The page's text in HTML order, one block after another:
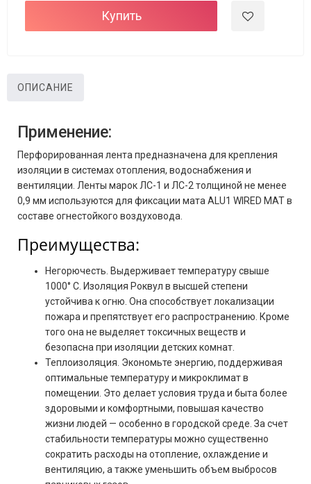
Купить
ОПИСАНИЕ
Применение:
Перфорированная лента предназначена для крепления
изоляции в системах отопления, водоснабжения и
вентиляции. Ленты марок ЛС-1 и ЛС-2 толщиной не менее
0,9 мм используются для фиксации мата ALU1 WIRED MAT в
составе огнестойкого воздуховода.
Преимущества:
Негорючесть. Выдерживает температуру свыше
1000° C. Изоляция Роквул в высшей степени
устойчива к огню. Она способствует локализации
пожара и препятствует его распространению. Кроме
того она не выделяет токсичных веществ и
безопасна при изоляции детских комнат.
Теплоизоляция. Экономьте энергию, поддерживая
оптимальные температуру и микроклимат в
помещении. Это делает условия труда и быта более
здоровыми и комфортными, повышая качество
жизни людей — особенно в городской среде. За счет
стабильности температуры можно существенно
сократить расходы на отопление, охлаждение и
вентиляцию, а также уменьшить объем выбросов